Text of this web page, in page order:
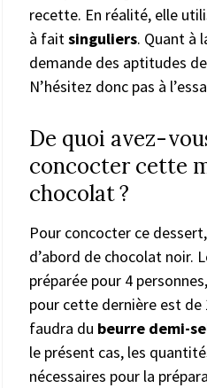
recette. En réalité, elle
à faitsinguliers. Quant à
demande des aptitudes
N’hésitez donc pas à
De quoi avez-
concocter cette
chocolat ?
Pour concocter ce
d’abord de chocolat noir.
préparée pour 4
pour cette dernière est de
faudra du beurre demi-
le présent cas, les
nécessaires pour la